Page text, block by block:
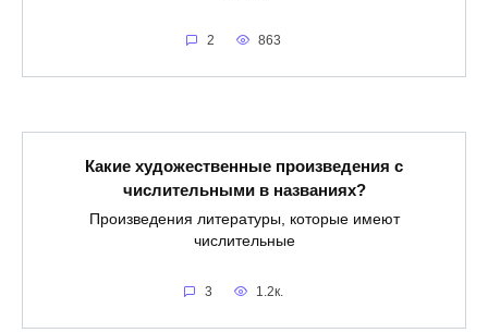
2 863
Какие художественные произведения с
числительными в названиях?
Произведения литературы, которые имеют
числительные
3 1.2к.